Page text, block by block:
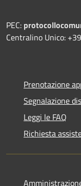
PEC:
Centralino Unico:
Prenotazione
Segnalazione
Leggi le FAQ
Richiesta